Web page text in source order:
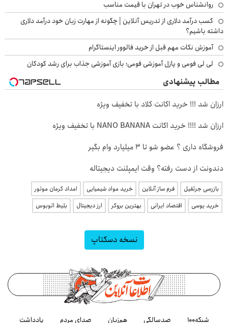
روانشناس خوب در تهران با قیمت مناسب
کسب درآمد دلاری از تدریس آنلاین | چگونه از مهارت زبان خود درآمد دلاری
داشته باشیم؟
آموزش نکات مهم قبل از خرید فالوور اینستاگرام
لی لی فومی و پازل آموزشی فومی؛ بازی آموزشی جذاب برای رشد کودکان
مطالب پیشنهادی
ارزان شد !!! خرید اکانت کلاد با تخفیف ویژه
ارزان شد !!!! خرید اکانت NANO BANANA با تخفیف ویژه
فروشگاه داری ؟ عضو شو تا 3 میلیارد وام بگیر
دندونت از دست رفته؟ وقت ایمپلنت دیجیتاله
بازرسی جرثقیل فرم ساز آنلاین خرید مواد شیمیایی
امداد کرمان موتور
خرید یوسی
اقتصاد ایرانی بهترین بروکر ارز دیجیتال بلیط اتوبوس
نسخه دسکتاپ
شبکه۱۰۰ صدسالگی هم‌زبان صدای مردم یادداشت